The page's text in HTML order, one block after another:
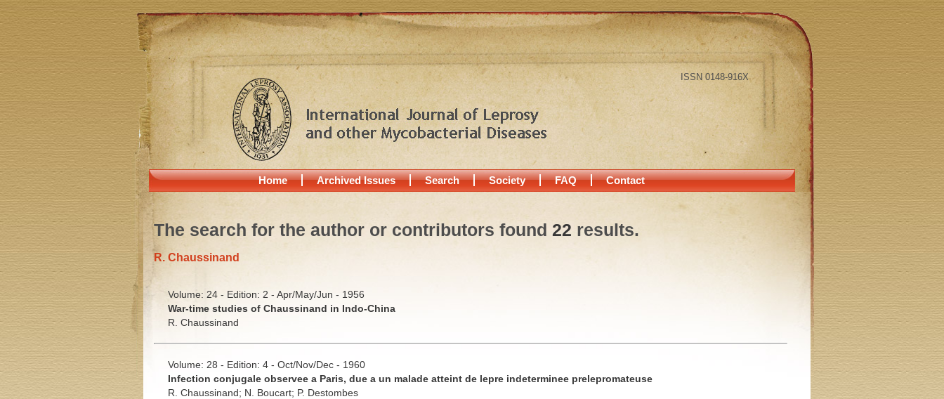
ISSN 0148-916X
Home Archived Issues Search Society FAQ Contact
The search for the author or contributors found 22 results.
R. Chaussinand
Volume: 24 - Edition: 2 - Apr/May/Jun - 1956
War-time studies of Chaussinand in Indo-China
R. Chaussinand
Volume: 28 - Edition: 4 - Oct/Nov/Dec - 1960
Infection conjugale observee a Paris, due a un malade atteint de lepre indeterminee prelepromateuse
R. Chaussinand; N. Boucart; P. Destombes